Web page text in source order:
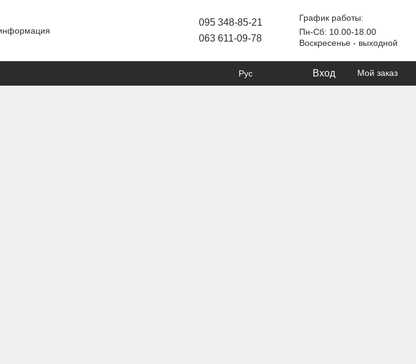
095 348-85-21
063 611-09-78
График работы:
Пн-Сб: 10.00-18.00
Воскресенье - выходной
Рус Вход Мой заказ